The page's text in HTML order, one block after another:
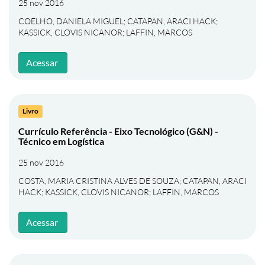
25 nov 2016
COELHO, DANIELA MIGUEL ; CATAPAN, ARACI HACK;
KASSICK, CLOVIS NICANOR; LAFFIN, MARCOS
Acessar
Livro
Currículo Referência - Eixo Tecnológico (G&N) -
Técnico em Logística
25 nov 2016
COSTA, MARIA CRISTINA ALVES DE SOUZA; CATAPAN, ARACI
HACK; KASSICK, CLOVIS NICANOR; LAFFIN, MARCOS
Acessar